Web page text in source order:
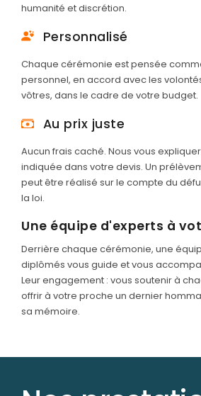
humanité et discrétion.
Personnalisé
Chaque cérémonie est pensée
personnel, en accord avec les
vôtres, dans le cadre de votre budget.
Au prix juste
Aucun frais caché. Nous vous
indiquée dans votre devis. Un
peut être réalisé sur le compte du
la loi.
Une équipe d'experts à
Derrière chaque cérémonie, une
diplômés vous guide et vous
Leur engagement : vous soutenir à
offrir à votre proche un dernier
sa mémoire.